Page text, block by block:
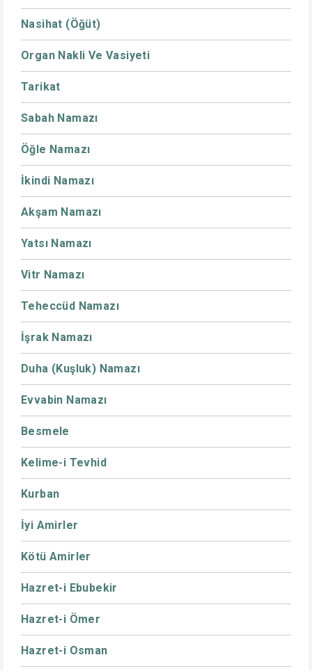
Nasihat (Öğüt)
Organ Nakli Ve Vasiyeti
Tarikat
Sabah Namazı
Öğle Namazı
İkindi Namazı
Akşam Namazı
Yatsı Namazı
Vitr Namazı
Teheccüd Namazı
İşrak Namazı
Duha (Kuşluk) Namazı
Evvabin Namazı
Besmele
Kelime-i Tevhid
Kurban
İyi Amirler
Kötü Amirler
Hazret-i Ebubekir
Hazret-i Ömer
Hazret-i Osman